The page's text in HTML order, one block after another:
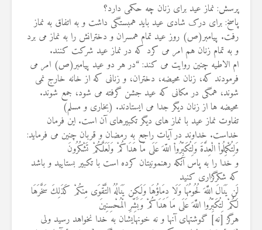
پرسش: نماز عید برای زنان چه حکمی دارد؟
پاسخ: برای درک شادی عید باید همبستگی داشت و به اتفاق به نماز
رفت. پیامبر(ص) روز عید تمام همسران و دخترانش را به نماز می برد
و به تمام زنان هم امر می کرد که در نماز عید شرکت کنند.
ام الاطیه چنین روایت می کند: “در هر دو عید پیامبر(ص) امر می
فرمودند که، زنان محیضه، دختران، و زنانی که از خانه خارج نمی
شوند، همگی در مکانی که عید جشن گرفته می شود، جمع شوند.
محیضه ها از زنان دیگر جدا می ایستادند. (بخاری و مسلم)
تفاوت نماز عید با نماز های دیگر تکبیرهای آن است. این فرمان
خداست. خداوند در آیات راجع به رمضان و قربان چنین می فرماید:
وَلِتُكْمِلُواْ الْعِدَّةَ وَلِتُكَبِّرُواْ اللّهَ عَلَى مَا هَدَاكُمْ وَلَعَلَّكُمْ تَشْكُرُونَ
و خدا را به پاس آنكه رهنمونيتان كرده است با تکبیر بستاييد و باشد
كه شكرگزارى كنيد
لَن يَنَالَ اللَّهَ لُحُومُهَا وَلَا دِمَاؤُهَا وَلَكِن يَنَالُهُ التَّقْوَى مِنكُمْ كَذَلِكَ سَخَّرَهَا
لَكُمْ لِتُكَبِّرُوا اللَّهَ عَلَى مَا هَدَاكُمْ وَبَشِّرِ الْمُحْسِنِينَ
هرگز [نه] گوشتهاى آنها و نه خونهايشان به خدا نخواهد رسيد ولى